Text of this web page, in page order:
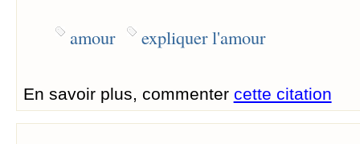
amour expliquer l'amour
En savoir plus, commenter cette citation